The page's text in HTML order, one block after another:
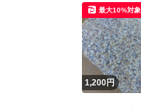
1,200円
最大10%対象